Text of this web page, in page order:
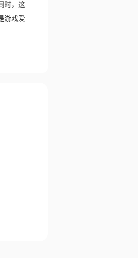
时，这
游戏爱